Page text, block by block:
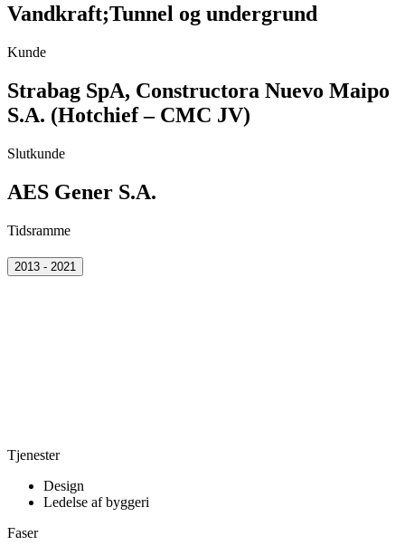
Vandkraft;Tunnel og undergrund
Kunde
Strabag SpA, Constructora Nuevo Maipo
S.A. (Hotchief – CMC JV)
Slutkunde
AES Gener S.A.
Tidsramme
2013 - 2021
Tjenester
Design
Ledelse af byggeri
Faser